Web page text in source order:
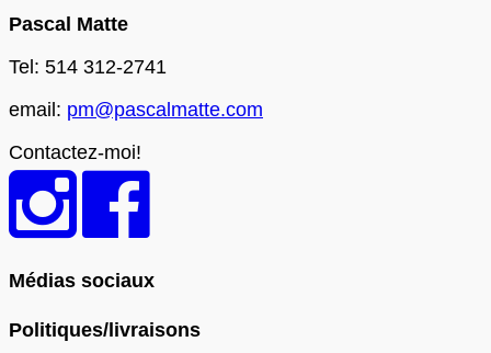
Pascal Matte
Tel: 514 312-2741
email: pm@pascalmatte.com
Contactez-moi!
Médias sociaux
Politiques/livraisons